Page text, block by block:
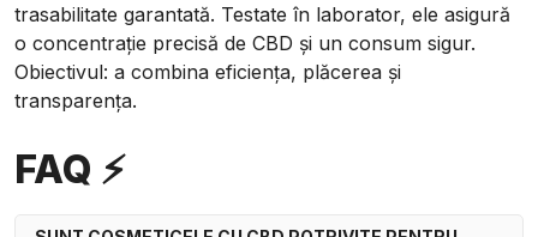
trasabilitate garantată. Testate în laborator, ele asigură
o concentrație precisă de CBD și un consum sigur.
Obiectivul: a combina eficiența, plăcerea și
transparența.
FAQ ⚡